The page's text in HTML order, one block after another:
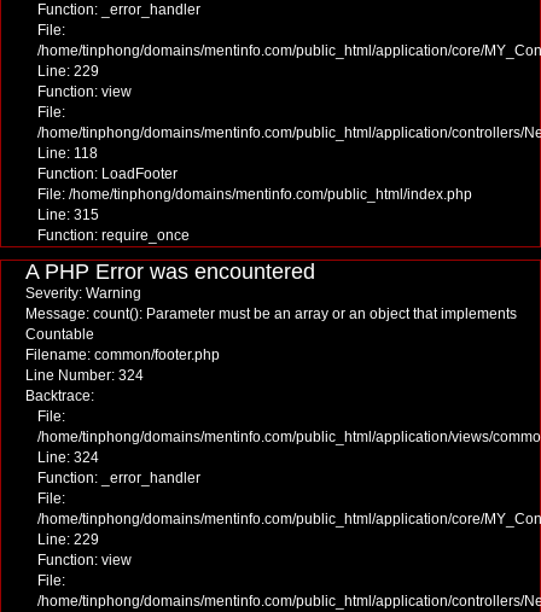
Function: _error_handler
File:
/home/tinphong/domains/mentinfo.com/public_html/application/core/
Line: 229
Function: view
File:
/home/tinphong/domains/mentinfo.com/public_html/application/controllers/
Line: 118
Function: LoadFooter
File: /home/tinphong/domains/mentinfo.com/public_html/index.php
Line: 315
Function: require_once
A PHP Error was encountered
Severity: Warning
Message: count(): Parameter must be an array or an object that implements
Countable
Filename: common/footer.php
Line Number: 324
Backtrace:
File:
/home/tinphong/domains/mentinfo.com/public_html/application/views/
Line: 324
Function: _error_handler
File:
/home/tinphong/domains/mentinfo.com/public_html/application/core/
Line: 229
Function: view
File:
/home/tinphong/domains/mentinfo.com/public_html/application/controllers/